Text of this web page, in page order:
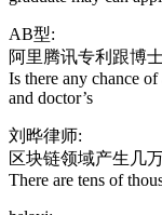
AB型:
阿里腾讯专利跟博
Is there any chance
and doctor’s
刘晔律师:
区块链领域产生几
There are tens of